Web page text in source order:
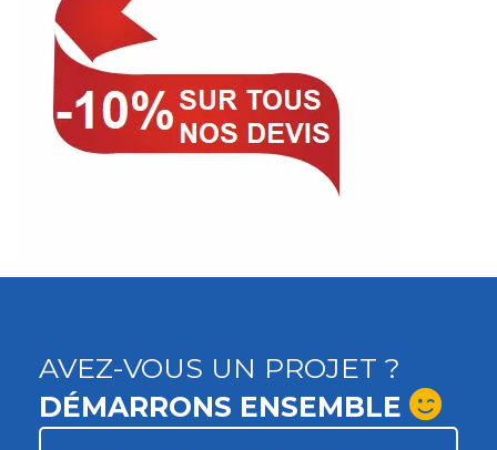
AVEZ-VOUS UN PROJET ?
DÉMARRONS ENSEMBLE